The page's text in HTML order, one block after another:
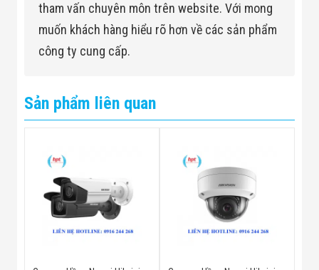
tham vấn chuyên môn trên website. Với mong
muốn khách hàng hiểu rõ hơn về các sản phẩm
công ty cung cấp.
Sản phẩm liên quan